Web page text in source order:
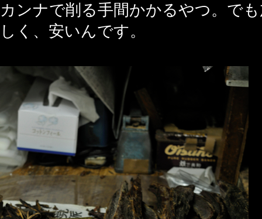
カンナで削る手間かかるやつ。で
しく、安いんです。